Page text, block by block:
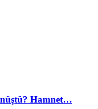
Hamnet…